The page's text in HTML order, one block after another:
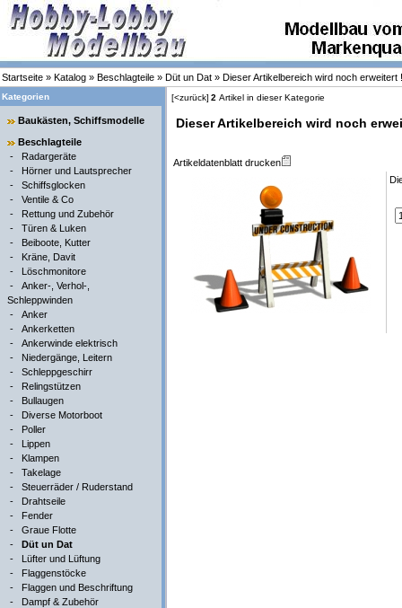
Startseite » Katalog » Beschlagteile » Düt un Dat » Dieser Artikelbereich wird noch erweitert
Kategorien
Baukästen, Schiffsmodelle
Beschlagteile
- Radargeräte
- Hörner und Lautsprecher
- Schiffsglocken
- Ventile & Co
- Rettung und Zubehör
- Türen & Luken
- Beiboote, Kutter
- Kräne, Davit
- Löschmonitore
- Anker-, Verhol-,
Schleppwinden
- Anker
- Ankerketten
- Ankerwinde elektrisch
- Niedergänge, Leitern
- Schleppgeschirr
- Relingstützen
- Bullaugen
- Diverse Motorboot
- Poller
- Lippen
- Klampen
- Takelage
- Steuerräder / Ruderstand
- Drahtseile
- Fender
- Graue Flotte
- Düt un Dat
- Lüfter und Lüftung
- Flaggenstöcke
- Flaggen und Beschriftung
- Dampf & Zubehör
[<zurück] 2 Artikel in dieser Kategorie
Dieser Artikelbereich wird noch
Artikeldatenblatt drucken